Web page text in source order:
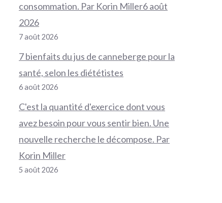
consommation. Par Korin Miller6 août
2026
7 août 2026
7 bienfaits du jus de canneberge pour la
santé, selon les diététistes
6 août 2026
C'est la quantité d'exercice dont vous
avez besoin pour vous sentir bien. Une
nouvelle recherche le décompose. Par
Korin Miller
5 août 2026